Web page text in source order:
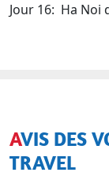
Jour 16: Ha Noi
AVIS DES VOYAGEURS SUR ASIATICA
TRAVEL